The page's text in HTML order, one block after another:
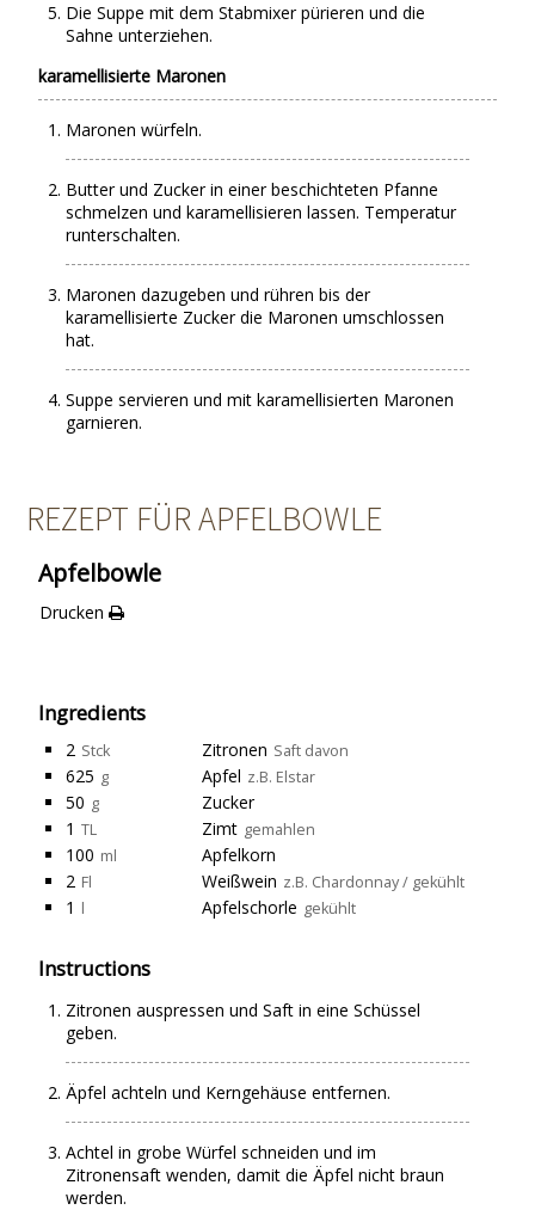
Die Suppe mit dem Stabmixer pürieren und die
Sahne unterziehen.
karamellisierte Maronen
Maronen würfeln.
Butter und Zucker in einer beschichteten Pfanne
schmelzen und karamellisieren lassen. Temperatur
runterschalten.
Maronen dazugeben und rühren bis der
karamellisierte Zucker die Maronen umschlossen
hat.
Suppe servieren und mit karamellisierten Maronen
garnieren.
REZEPT FÜR APFELBOWLE
Apfelbowle
Drucken
Ingredients
2 Stck Zitronen Saft davon
625 g Apfel z.B. Elstar
50 g
Zucker
1 TL Zimt gemahlen
100 ml
Apfelkorn
2 Fl Weißwein z.B. Chardonnay / gekühlt
1 l Apfelschorle gekühlt
Instructions
Zitronen auspressen und Saft in eine Schüssel
geben.
Äpfel achteln und Kerngehäuse entfernen.
Achtel in grobe Würfel schneiden und im
Zitronensaft wenden, damit die Äpfel nicht braun
werden.